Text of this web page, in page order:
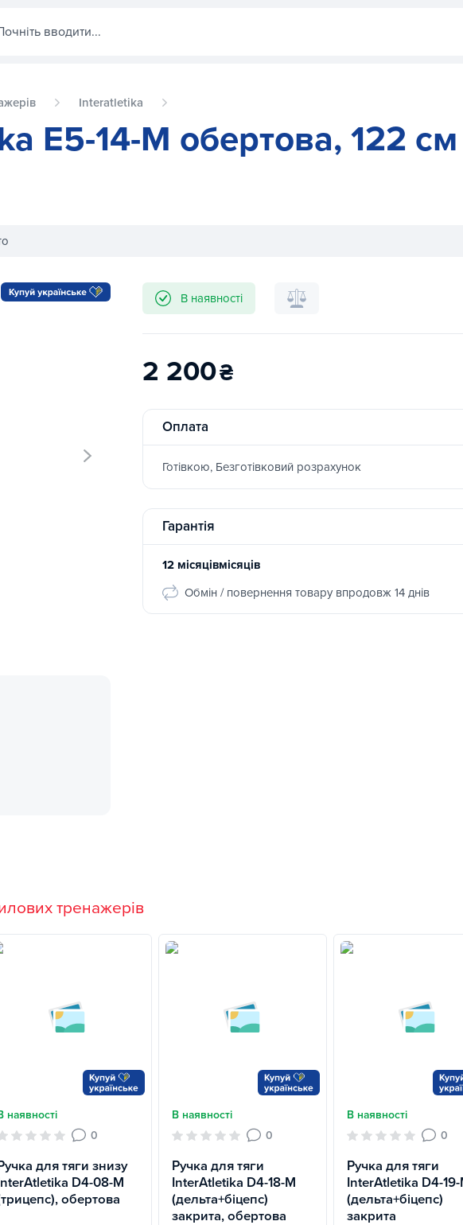
вводити...
Interatletika
E5-14-M обертова, 122 см
Верхня тяга InterAtletika E5-14-M обертова, 122 см
В наявності
2 200₴
Оплата
Готівкою, Безготівковий розрахунок
Гарантія
12 місяцівмісяців
Обмін / повернення товару впродовж 14 днів
тренажерів
наявності
0
для тяги знизу
D4-08-M
обертова
В наявності
0
Ручка для тяги
InterAtletika D4-18-M
(дельта+біцепс)
закрита, обертова
В наявності
0
Ручка для тяги
InterAtletika D4-19-
(дельта+біцепс)
закрита